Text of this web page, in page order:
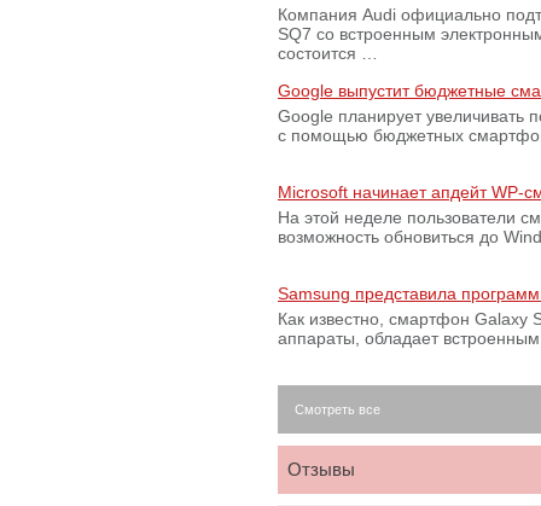
Компания Audi официально
SQ7 со встроенным
состоится …
Google выпустит бюджетные
Google планирует увеличивать
с помощью бюджетных
Microsoft начинает апдейт WP-
На этой неделе пользователи
возможность обновиться до
Samsung представила
Как известно, смартфон Galaxy
аппараты, обладает
Смотреть все
Отзывы